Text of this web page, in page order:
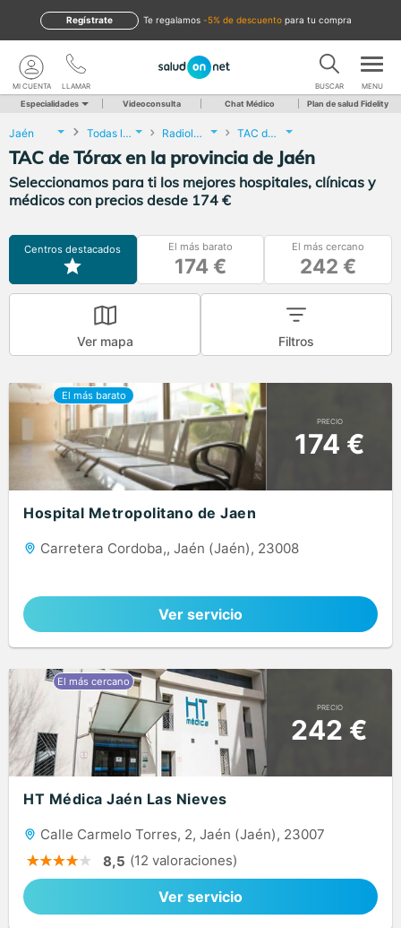
te regalamos -5% de descuento para tu compra
Regístrate
LLAMAR
MI CUENTA BUSCAR MENU
Especialidades Videoconsulta Chat Médico Plan de salud Fidelity
Jaén Todas las localidades Radiología TAC de Tórax
TAC de Tórax en la provincia de Jaén
Seleccionamos para ti los mejores hospitales, clínicas y
médicos con precios desde 174 €
Centros destacados El más barato
174 €
El más cercano
242 €
Ver mapa Filtros
PRECIO
174 €
Hospital Metropolitano de Jaen
Carretera Cordoba,, Jaén (Jaén), 23008
Ver servicio
PRECIO
242 €
HT Médica Jaén Las Nieves
Calle Carmelo Torres, 2, Jaén (Jaén), 23007
8,5 (12 valoraciones)
Ver servicio